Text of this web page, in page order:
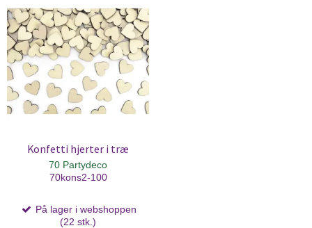
Konfetti hjerter i træ
70 Partydeco
70kons2-100
På lager i webshoppen
(22 stk.)